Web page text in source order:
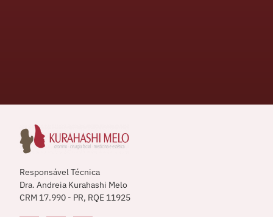
Responsável Técnica
Dra. Andreia Kurahashi Melo
CRM 17.990 - PR, RQE 11925